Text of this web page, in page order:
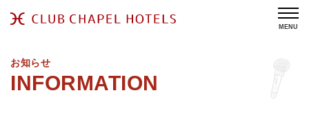
MENU
お知らせ